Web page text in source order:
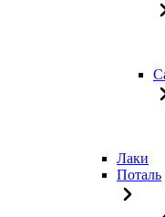
Лаки
Поталь